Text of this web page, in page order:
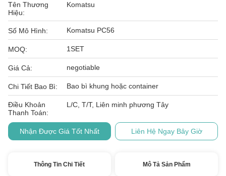
Tên Thương
Hiệu:
Komatsu
Số Mô Hình: Komatsu PC56
MOQ: 1SET
Giá Cả: negotiable
Chi Tiết Bao Bì: Bao bì khung hoặc container
Điều Khoản
Thanh Toán:
L/C, T/T, Liên minh phương Tây
Nhận Được Giá Tốt Nhất Liên Hệ Ngay Bây Giờ
Thông Tin Chi Tiết Mô Tả Sản Phẩm